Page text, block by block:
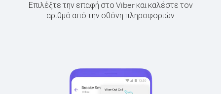
Επιλέξτε την επαφή στο Viber και καλέστε τον
αριθμό από την οθόνη πληροφοριών